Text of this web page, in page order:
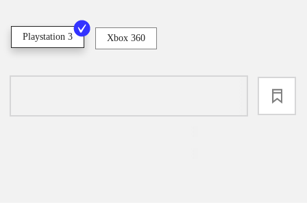
Playstation 3 Xbox 360